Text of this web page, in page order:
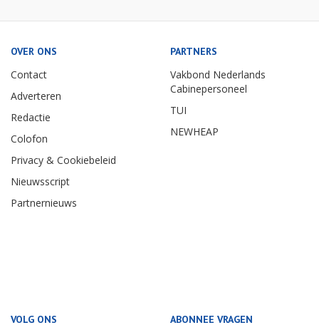
OVER ONS
Contact
Adverteren
Redactie
Colofon
Privacy & Cookiebeleid
Nieuwsscript
Partnernieuws
PARTNERS
Vakbond Nederlands
Cabinepersoneel
TUI
NEWHEAP
VOLG ONS ABONNEE VRAGEN